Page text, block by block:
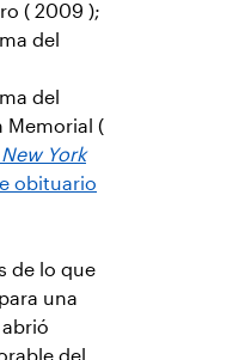
( 2009 );
del
del
Memorial (
York
obituario
de lo que
una